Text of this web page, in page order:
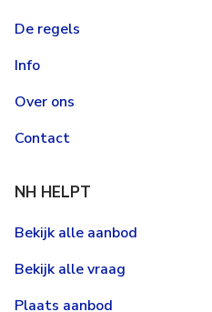
De regels
Info
Over ons
Contact
NH HELPT
Bekijk alle aanbod
Bekijk alle vraag
Plaats aanbod